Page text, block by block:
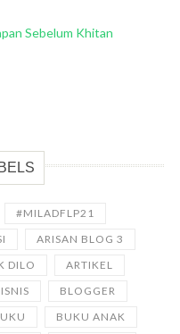
Sebelum Khitan
#MILADFLP21
ARISAN BLOG 3
DILO
ARTIKEL
BLOGGER
BUKU ANAK